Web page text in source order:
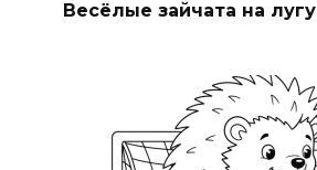
Весёлые зайчата на лугу